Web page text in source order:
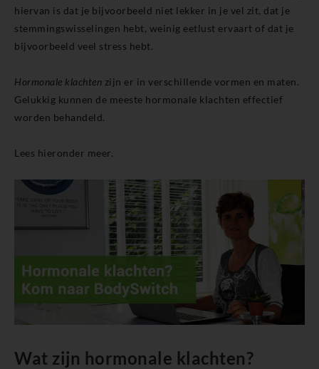
hiervan is dat je bijvoorbeeld niet lekker in je vel zit, dat je
stemmingswisselingen hebt, weinig eetlust ervaart of dat je
bijvoorbeeld veel stress hebt.
Hormonale klachten zijn er in verschillende vormen en maten.
Gelukkig kunnen de meeste hormonale klachten effectief
worden behandeld.
Lees hieronder meer.
Wat zijn hormonale klachten?